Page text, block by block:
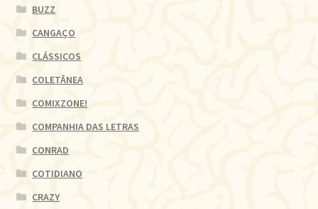
BUZZ
CANGAÇO
CLÁSSICOS
COLETÂNEA
COMIXZONE!
COMPANHIA DAS LETRAS
CONRAD
COTIDIANO
CRAZY